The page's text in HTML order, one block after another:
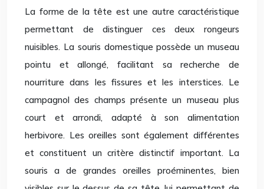
La forme de la tête est une autre caractéristique
permettant de distinguer ces deux rongeurs
nuisibles. La souris domestique possède un museau
pointu et allongé, facilitant sa recherche de
nourriture dans les fissures et les interstices. Le
campagnol des champs présente un museau plus
court et arrondi, adapté à son alimentation
herbivore. Les oreilles sont également différentes
et constituent un critère distinctif important. La
souris a de grandes oreilles proéminentes, bien